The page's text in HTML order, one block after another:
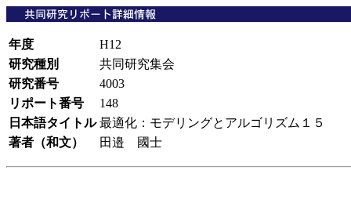
年度
H12
研究種別
共同研究集会
研究番号
4003
リポート番号
148
日本語タイトル 最適化：モデリングとアルゴリズム１５
著者（和文）
田邉 國士